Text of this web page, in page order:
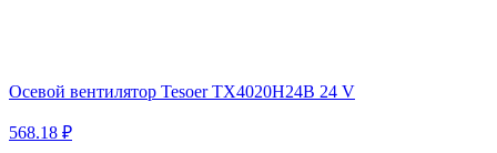
Осевой вентилятор Tesoer TX4020H24B 24 V
568.18 ₽